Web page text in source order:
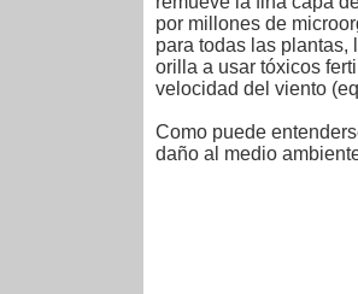
por millones de
para todas las plantas,
orilla a usar tóxicos
velocidad del viento
Como puede
daño al medio